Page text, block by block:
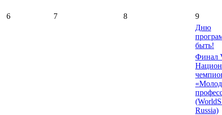
6 7 8
9
Дню
быть!
Финал
Russia)